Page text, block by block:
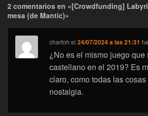
2 comentarios en «[Crowdfunding]
mesa (de Mantic)»
chartoh el24/07/2024 a las 21:31
¿No es el mismo juego que
castellano en el 2019? Es
claro, como todas las
nostalgia.